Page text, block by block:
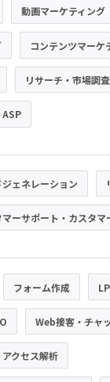
動画マーケティング
コンテンツマーケ
リサーチ・市場調査
ASP
ジェネレーション
マーサポート・カスタマ
フォーム作成
Web接客・チャ
アクセス解析